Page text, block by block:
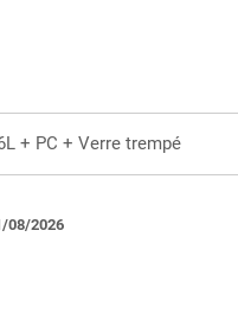
+ PC + Verre trempé
08/2026